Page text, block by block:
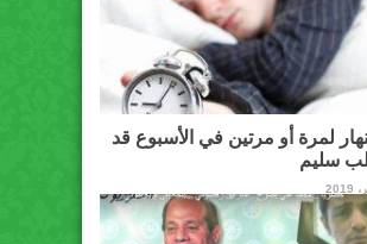
لمرة أو مرتين في الأسبوع قد
سليم